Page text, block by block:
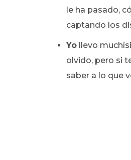
le ha pasado,
captando los
Yo llevo
olvido, pero si
saber a lo que